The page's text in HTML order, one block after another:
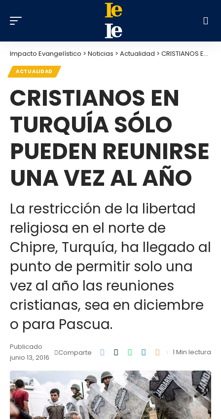
Impacto Evangelístico > Noticias > Actualidad > CRISTIANOS EN TURQUÍA SÓLO PUEDEN REUNIRSE UNA VEZ AL AÑO
ACTUALIDAD
CRISTIANOS EN
TURQUÍA SÓLO
PUEDEN REUNIRSE
UNA VEZ AL AÑO
La restricción de la libertad
religiosa en el norte de
Chipre, Turquía, ha llegado al
punto de permitir solo una
vez al año las reuniones
cristianas, sea en diciembre
o para Pascua.
Publicado
junio 13, 2016
Comparte 1 Min lectura